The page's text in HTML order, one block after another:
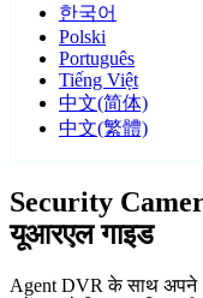
한국어
Polski
Português
Tiếng Việt
中文(简体)
中文(繁體)
Security
यूआरएल गाइड
Agent DVR के साथ अपने